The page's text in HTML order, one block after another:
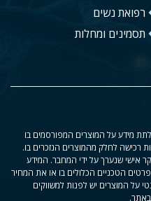
רפואת נשים
תסמינים ומחלות
מידע על המוצרים המפורסמים בו
רכישה לחלק מהמוצרים הנזכרים בו.
אישי שנערך על ידי המחבר. המידע
הטכניים הכלולים בו או את המחיר
על המוצרים יש לפנות למשווקים
באתר.